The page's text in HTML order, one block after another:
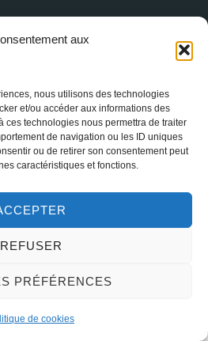
aux
nous utilisons des technologies
et/ou accéder aux informations des
ces technologies nous permettra de traiter
de navigation ou les ID uniques
ou de retirer son consentement peut
caractéristiques et fonctions.
REFUSER
PRÉFÉRENCES
de cookies
- 19h00
et18h
Marie-Madeleine à Paris